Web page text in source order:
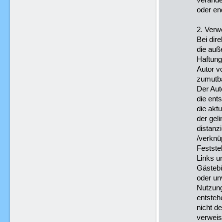
oder
2.
Bei
die
Autor
Der
die
die
der
/
Links
oder
nicht